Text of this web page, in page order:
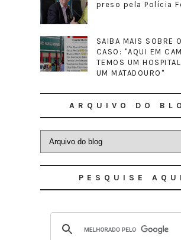
preso pela Polícia
SAIBA MAIS SOBRE
CASO: "AQUI EM
TEMOS UM
UM MATADOURO"
ARQUIVO DO
PESQUISE AQUI